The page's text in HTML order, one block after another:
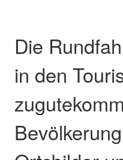
Die
in den